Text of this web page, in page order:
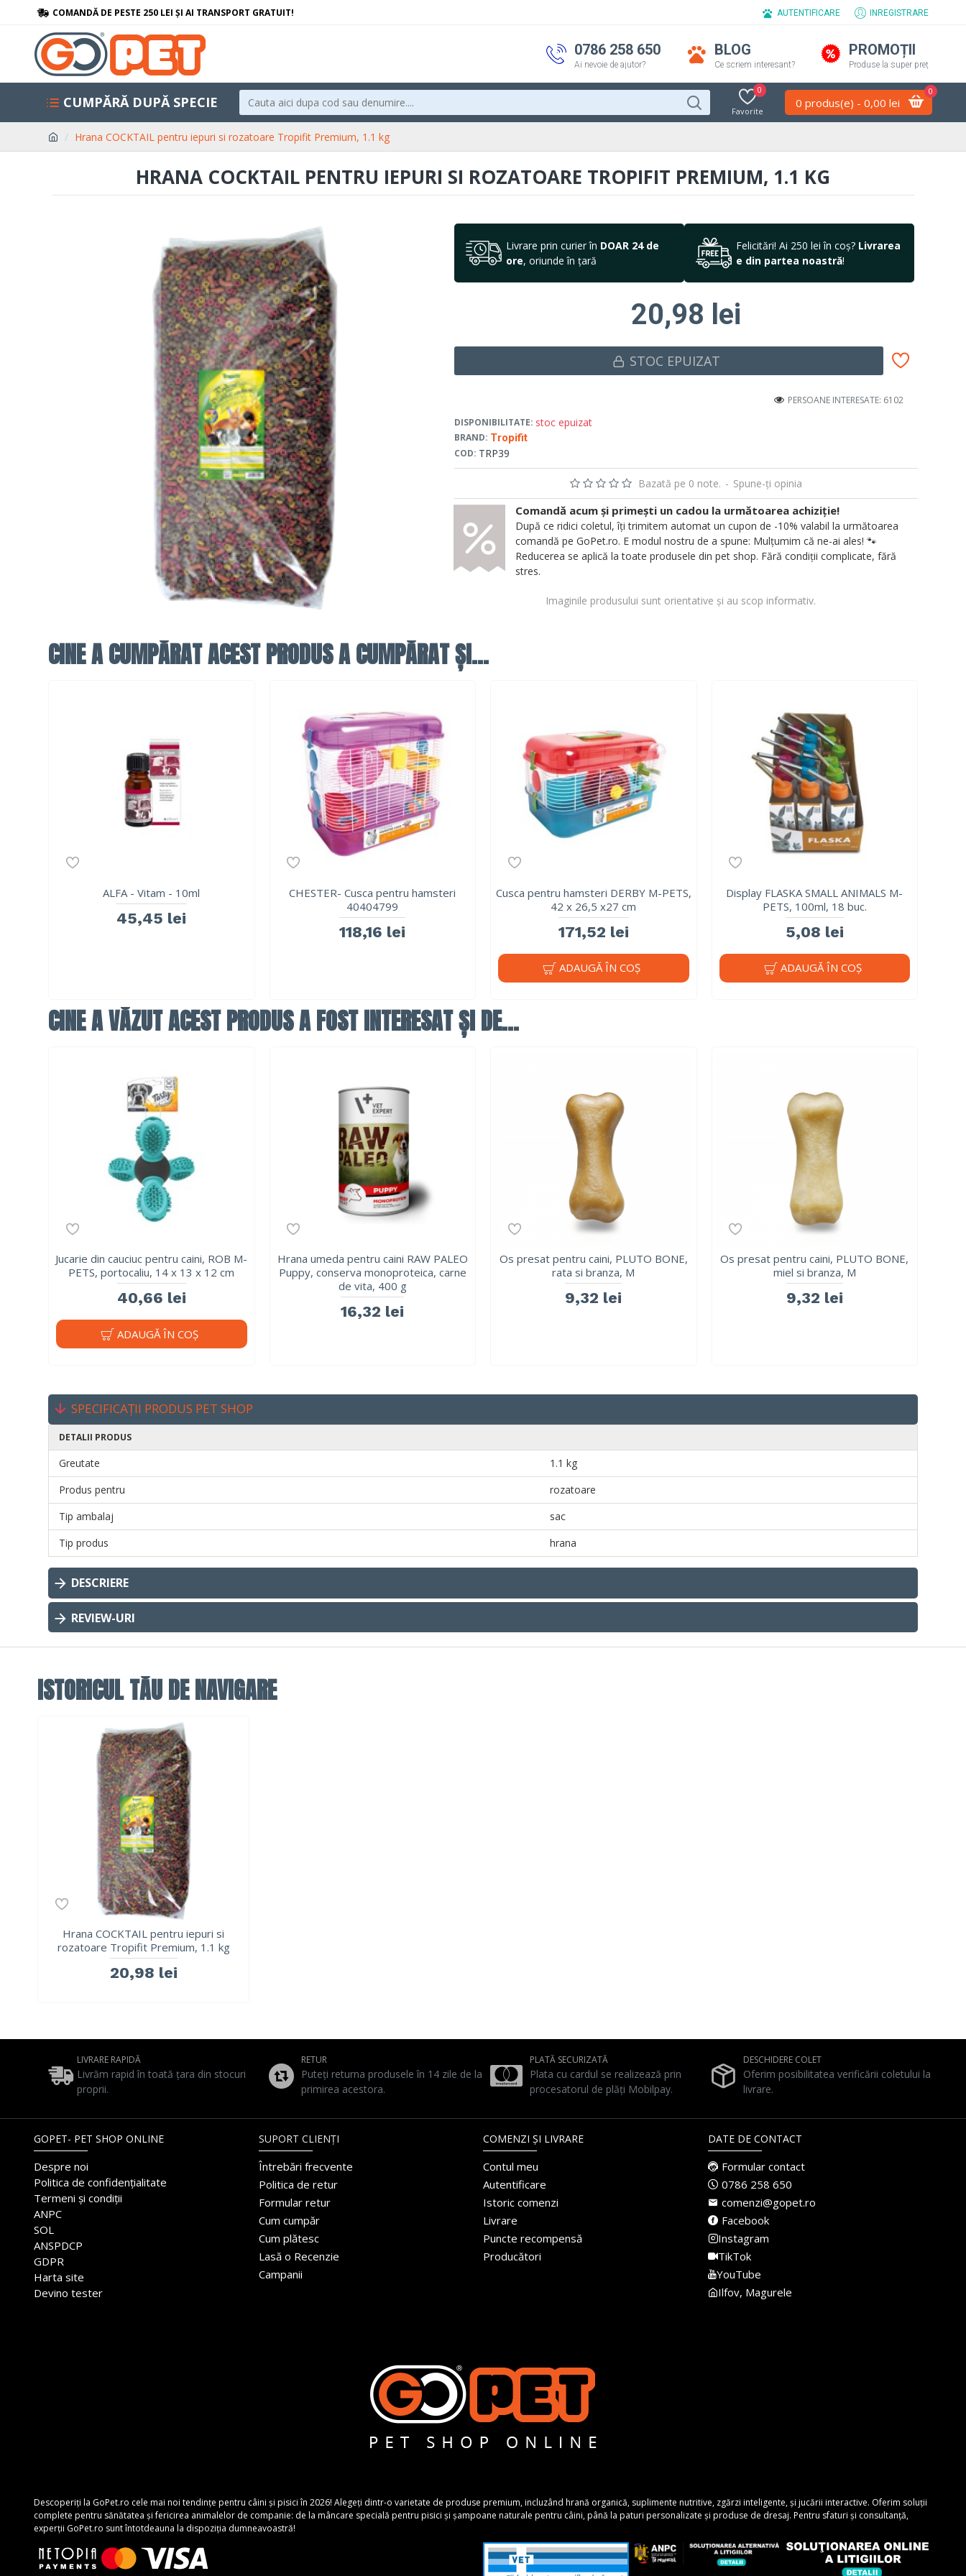
COMANDĂ DE PESTE 250 LEI ȘI AI TRANSPORT GRATUIT! AUTENTIFICARE INREGISTRARE
0786 258 650
Ai nevoie de ajutor?
BLOG
Ce scriem interesant?
PROMOȚII
Produse la super preț
CUMPĂRĂ DUPĂ SPECIE
Favorite
0
0 produs(e) - 0,00 lei
0
Hrana COCKTAIL pentru iepuri si rozatoare Tropifit Premium, 1.1 kg
HRANA COCKTAIL PENTRU IEPURI SI ROZATOARE TROPIFIT PREMIUM, 1.1 KG
Livrare prin curier în DOAR 24 de
ore, oriunde în țară
Felicitări! Ai 250 lei în coș? Livrarea
e din partea noastră!
DISPONIBILITATE: stoc epuizat
BRAND: Tropifit
COD: TRP39
PERSOANE INTERESATE: 6102
Bazată pe 0 note. - Spune-ţi opinia
20,98 lei
STOC EPUIZAT
Imaginile produsului sunt orientative și au scop informativ.
Comandă acum și primești un cadou la următoarea achiziție!
După ce ridici coletul, îți trimitem automat un cupon de -10% valabil la următoarea
comandă pe GoPet.ro. E modul nostru de a spune: Mulțumim că ne-ai ales! 🐾
Reducerea se aplică la toate produsele din pet shop. Fără condiții complicate, fără
stres.
CINE A CUMPĂRAT ACEST PRODUS A CUMPĂRAT ȘI...
ALFA - Vitam - 10ml
45,45 lei
CHESTER- Cusca pentru hamsteri
40404799
118,16 lei
Cusca pentru hamsteri DERBY M-PETS,
42 x 26,5 x27 cm
171,52 lei
ADAUGĂ ÎN COŞ
Display FLASKA SMALL ANIMALS M-
PETS, 100ml, 18 buc.
5,08 lei
ADAUGĂ ÎN COŞ
CINE A VĂZUT ACEST PRODUS A FOST INTERESAT ȘI DE...
Jucarie din cauciuc pentru caini, ROB M-
PETS, portocaliu, 14 x 13 x 12 cm
40,66 lei
ADAUGĂ ÎN COŞ
Hrana umeda pentru caini RAW PALEO
Puppy, conserva monoproteica, carne
de vita, 400 g
16,32 lei
Os presat pentru caini, PLUTO BONE,
rata si branza, M
9,32 lei
Os presat pentru caini, PLUTO BONE,
miel si branza, M
9,32 lei
SPECIFICAȚII PRODUS PET SHOP
DETALII PRODUS
Greutate
1.1 kg
Produs pentru
rozatoare
Tip ambalaj
sac
Tip produs
hrana
DESCRIERE
REVIEW-URI
ISTORICUL TĂU DE NAVIGARE
Hrana COCKTAIL pentru iepuri si
rozatoare Tropifit Premium, 1.1 kg
20,98 lei
LIVRARE RAPIDĂ
Livrăm rapid în toată țara din stocuri
proprii.
RETUR
Puteți returna produsele în 14 zile de la
primirea acestora.
PLATĂ SECURIZATĂ
Plata cu cardul se realizează prin
procesatorul de plăți Mobilpay.
DESCHIDERE COLET
Oferim posibilitatea verificării coletului la
livrare.
GOPET- PET SHOP ONLINE
Despre noi
Politica de confidențialitate
Termeni și condiții
ANPC
SOL
ANSPDCP
GDPR
Harta site
Devino tester
SUPORT CLIENȚI
Întrebări frecvente
Politica de retur
Formular retur
Cum cumpăr
Cum plătesc
Lasă o Recenzie
Campanii
COMENZI ȘI LIVRARE
Contul meu
Autentificare
Istoric comenzi
Livrare
Puncte recompensă
Producători
DATE DE CONTACT
Formular contact
0786 258 650
comenzi@gopet.ro
Facebook
Instagram
TikTok
YouTube
Ilfov, Magurele
Descoperiți la GoPet.ro cele mai noi tendințe pentru câini și pisici în 2026! Alegeți dintr-o varietate de produse premium, incluzând hrană organică, suplimente nutritive, zgărzi inteligente, și jucării interactive. Oferim soluții
complete pentru sănătatea și fericirea animalelor de companie: de la mâncare specială pentru pisici și șampoane naturale pentru câini, până la paturi personalizate și produse de dresaj. Pentru sfaturi și consultanță,
experții GoPet.ro sunt întotdeauna la dispoziția dumneavoastră!